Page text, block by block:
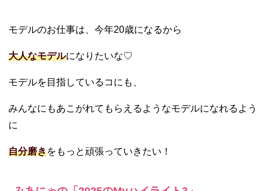
モデルのお仕事は、今年20歳になるから
大人なモデルになりたいな♡
モデルを目指しているコにも、
みんなにもあこがれてもらえるようなモデルになれるよう
に
自分磨きをもっと頑張っていきたい！